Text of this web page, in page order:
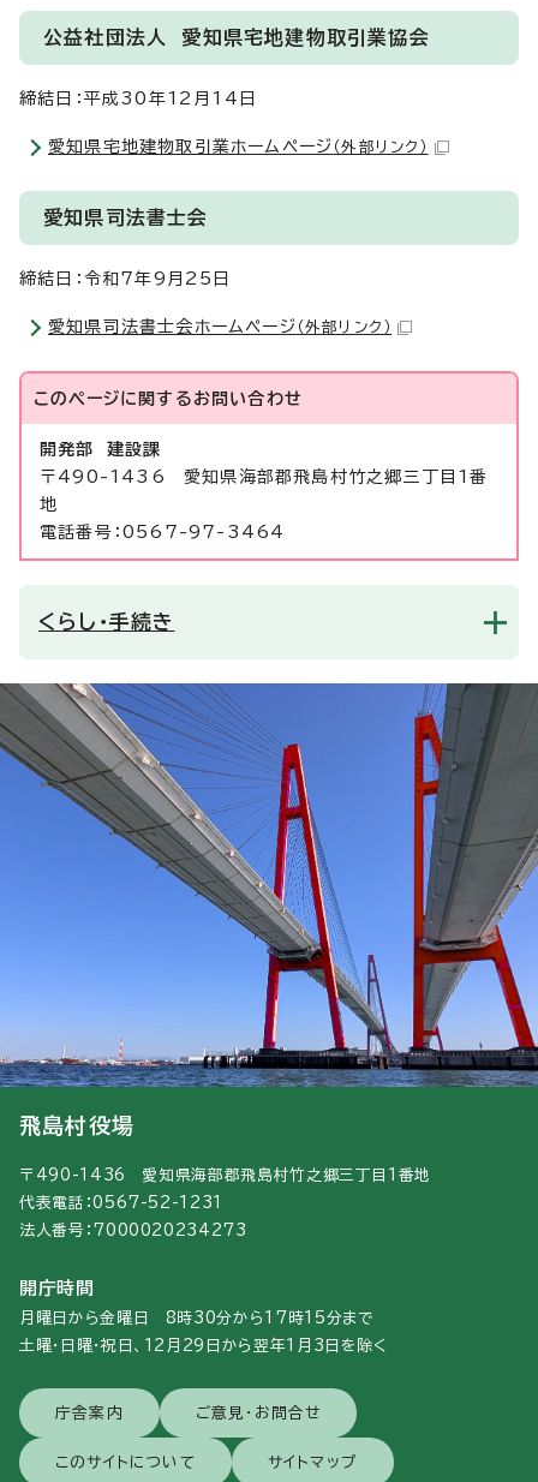
公益社団法人 愛知県宅地建物取引業協会
締結日：平成30年12月14日
愛知県宅地建物取引業ホームページ （外部リンク）
愛知県司法書士会
締結日：令和7年9月25日
愛知県司法書士会ホームページ （外部リンク）
このページに関する お問い合わせ
開発部 建設課
〒490-1436 愛知県海部郡飛島村竹之郷三丁目1番
地
電話番号：0567-97-3464
くらし・手続き
飛島村役場
〒490-1436 愛知県海部郡飛島村竹之郷三丁目1番地
代表電話：0567-52-1231
法人番号：7000020234273
開庁時間
月曜日から金曜日 8時30分から17時15分まで
土曜・日曜・祝日、12月29日から翌年1月3日を除く
庁舎案内 ご意見・お問合せ
このサイトについて サイトマップ